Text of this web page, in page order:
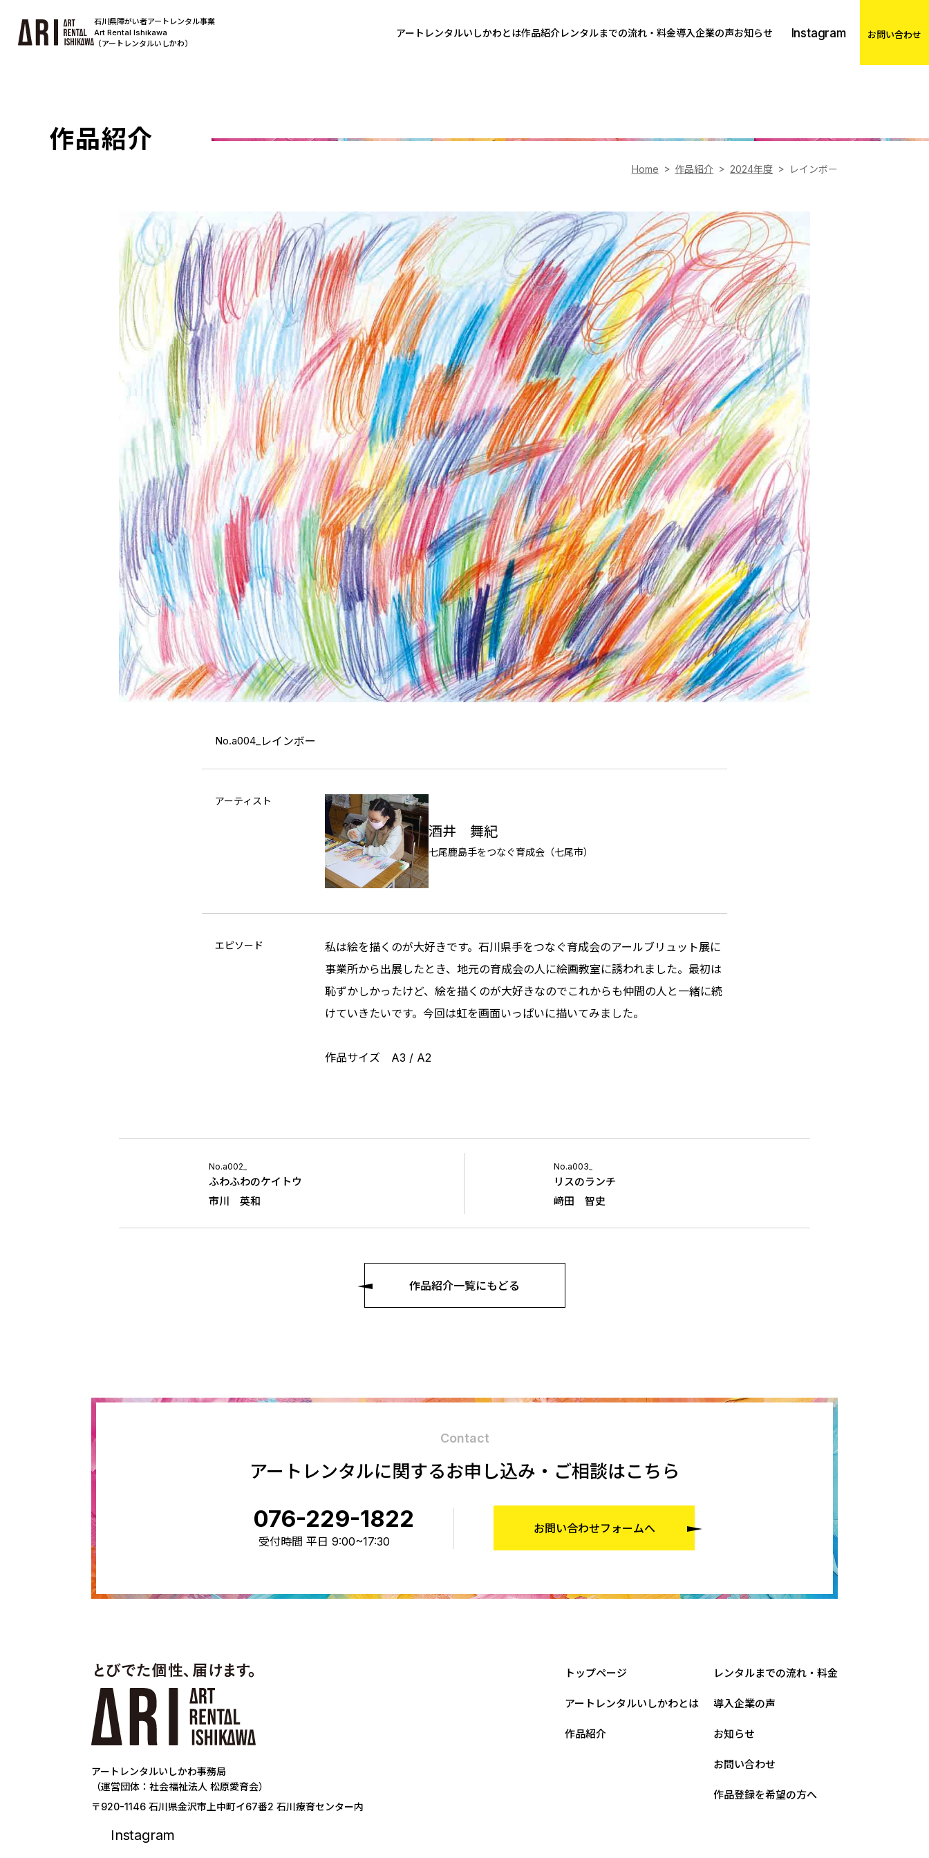
石川県障がい者アートレンタル事業
Art Rental Ishikawa
（アートレンタルいしかわ）
アートレンタルいしかわとは作品紹介レンタルまでの流れ・料金導入企業の声お知らせ Instagram お問い合わせ
作品紹介
Home 作品紹介 2024年度 レインボー
No.a004_ レインボー
アーティスト
酒井 舞紀
七尾鹿島手をつなぐ育成会（七尾市）
エピソード
私は絵を描くのが大好きです。石川県手をつなぐ育成会のアールブリュット展に
事業所から出展したとき、地元の育成会の人に絵画教室に誘われました。最初は
恥ずかしかったけど、絵を描くのが大好きなのでこれからも仲間の人と一緒に続
けていきたいです。今回は虹を画面いっぱいに描いてみました。
作品サイズ A3 / A2
No.a002_
ふわふわのケイトウ
市川 英和
No.a003_
リスのランチ
﨑田 智史
作品紹介一覧にもどる
Contact
アートレンタルに関するお申し込み・ご相談はこちら
076-229-1822
受付時間 平日 9:00~17:30
お問い合わせフォームへ
アートレンタルいしかわ事務局
（運営団体：社会福祉法人 松原愛育会）
〒920-1146 石川県金沢市上中町イ67番2 石川療育センター内
Instagram
トップページ
アートレンタルいしかわとは
作品紹介
レンタルまでの流れ・料金
導入企業の声
お知らせ
お問い合わせ
作品登録を希望の方へ